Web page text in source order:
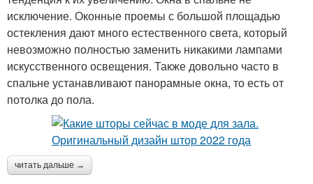
исключение. Оконные проемы с большой площадью
остекления дают много естественного света, который
невозможно полностью заменить никакими лампами
искусственного освещения. Также довольно часто в
спальне устанавливают панорамные окна, то есть от
потолка до пола.
читать дальше →